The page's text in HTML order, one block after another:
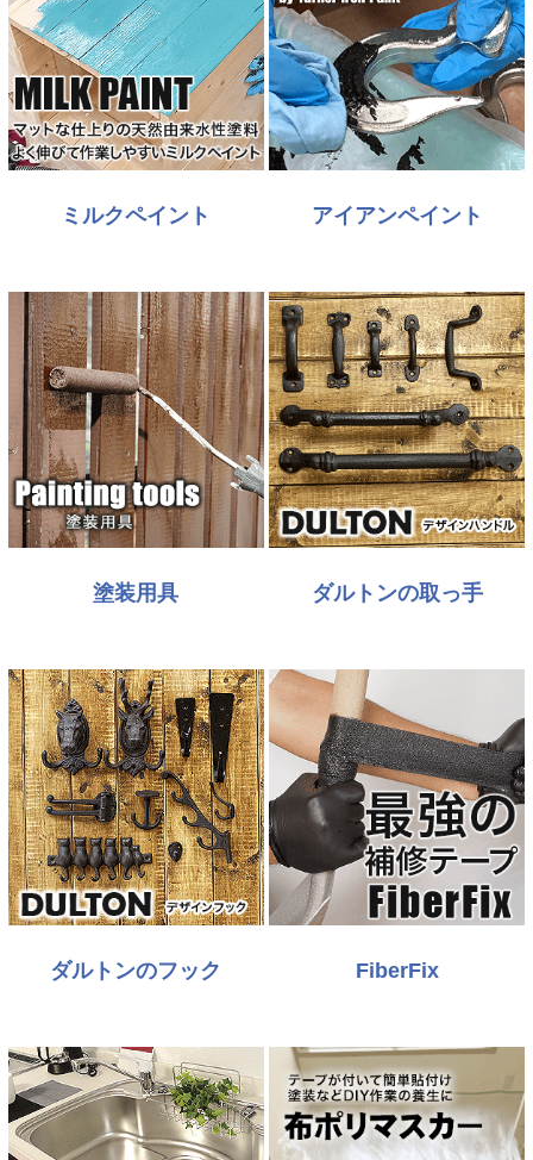
ミルクペイント アイアンペイント
塗装用具 ダルトンの取っ手
ダルトンのフック FiberFix